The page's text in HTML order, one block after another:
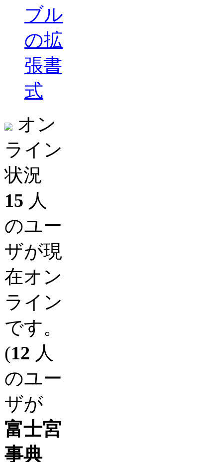
ブル
の拡
張書
式
オン
ライン
状況
15 人
のユー
ザが現
在オン
ライン
です。
(12 人
のユー
ザが
富士宮
事典